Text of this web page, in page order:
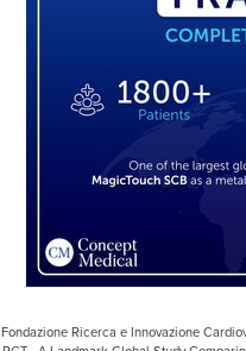
Fondazione Ricerca e Innovazione